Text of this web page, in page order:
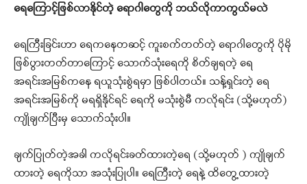
ရေကြောင့်ဖြစ်လာနိုင်တဲ့ ရောဂါတွေကို ဘယ်လိုကာကွယ်မလဲ
ရေကြီးခြင်းဟာ ရေကနေတဆင့် ကူးစက်တတ်တဲ့ ရောဂါတွေကို ပိုမို
ဖြစ်ပွားတတ်တာကြောင့် သောက်သုံးရေကို စိတ်ချရတဲ့ ရေ
အရင်းအမြစ်ကနေ ရယူသုံးစွဲရမှာ ဖြစ်ပါတယ်။ သန့်ရှင်းတဲ့ ရေ
အရင်းအမြစ်ကို မရရှိနိုင်ရင် ရေကို မသုံးစွဲမီ ကလိုရင်း (သို့မဟုတ်)
ကျိုချက်ပြီးမှ သောက်သုံးပါ။
ချက်ပြုတ်တဲ့အခါ ကလိုရင်းခတ်ထားတဲ့ရေ (သို့မဟုတ် ) ကျိုချက်
ထားတဲ့ ရေကိုသာ အသုံးပြုပါ။ ရေကြီးတဲ့ ရေနဲ့ ထိတွေ့ထားတဲ့